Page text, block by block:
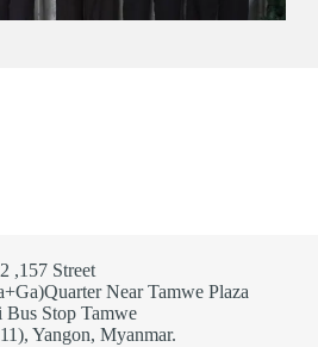
,157 Street
Near Tamwe Plaza
Stop Tamwe
Yangon, Myanmar.